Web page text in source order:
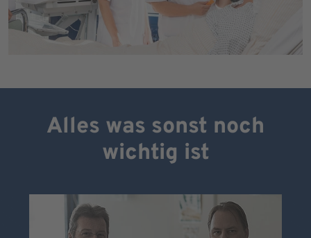
Alles was sonst noch
wichtig ist